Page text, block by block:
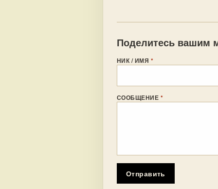
Поделитесь вашим
НИК / ИМЯ *
СООБЩЕНИЕ *
Отправить